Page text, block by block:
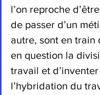
l’on reproche
de passer d’un
autre, sont en train
en question la
travail et d’inventer
l’hybridation du